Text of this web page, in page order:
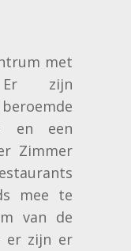
met
Er zijn
en een
Zimmer
mee te
van de
er zijn er